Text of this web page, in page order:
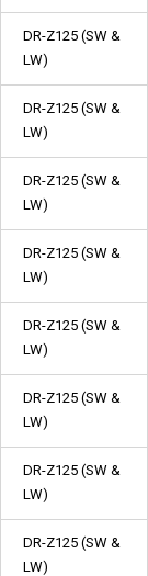
DR-Z125 (SW &
LW)
DR-Z125 (SW &
LW)
DR-Z125 (SW &
LW)
DR-Z125 (SW &
LW)
DR-Z125 (SW &
LW)
DR-Z125 (SW &
LW)
DR-Z125 (SW &
LW)
DR-Z125 (SW &
LW)